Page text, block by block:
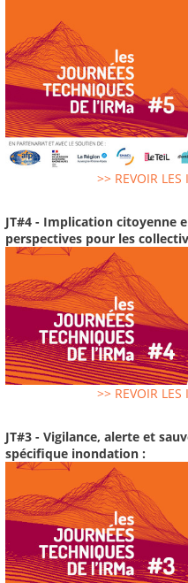
>> REVOIR
JT#4 - Implication citoyenne
perspectives pour les
>> REVOIR
JT#3 - Vigilance, alerte et
spécifique inondation :